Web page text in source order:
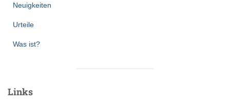
Neuigkeiten
Urteile
Was ist?
Links